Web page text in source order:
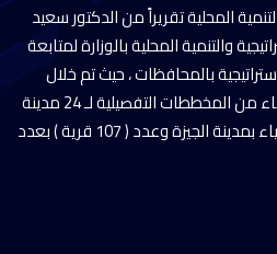
المحلية تقريراً من الدكتور سعيد
والتنمية المحلية بالوزارة لمتابعة
بالمحافظات ، حيث تم خلال
العام المالى 2024/2025 الإنتهاء من المخططات التفصيلية لـ 24 مدينة
بعدد ( 8 محافظات ) وعدد 4 أحياء بمدينة الجيزة وعدد ( 107 قرية ) بعدد